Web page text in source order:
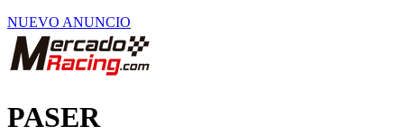
NUEVO ANUNCIO
PASER